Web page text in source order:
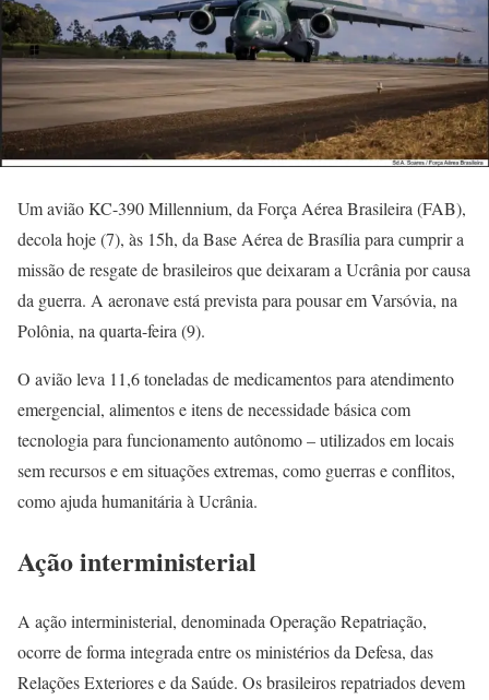
Um avião KC-390 Millennium, da Força Aérea Brasileira (FAB),
decola hoje (7), às 15h, da Base Aérea de Brasília para cumprir a
missão de resgate de brasileiros que deixaram a Ucrânia por causa
da guerra. A aeronave está prevista para pousar em Varsóvia, na
Polônia, na quarta-feira (9).
O avião leva 11,6 toneladas de medicamentos para atendimento
emergencial, alimentos e itens de necessidade básica com
tecnologia para funcionamento autônomo – utilizados em locais
sem recursos e em situações extremas, como guerras e conflitos,
como ajuda humanitária à Ucrânia.
Ação interministerial
A ação interministerial, denominada Operação Repatriação,
ocorre de forma integrada entre os ministérios da Defesa, das
Relações Exteriores e da Saúde. Os brasileiros repatriados devem